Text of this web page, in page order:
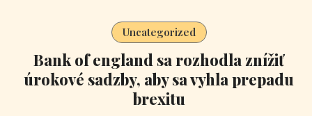
Uncategorized
Bank of england sa rozhodla znížiť
úrokové sadzby, aby sa vyhla prepadu
brexitu